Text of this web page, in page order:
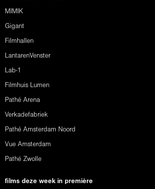
MIMIK
Gigant
Filmhallen
LantarenVenster
Lab-1
Filmhuis Lumen
Pathé Arena
Verkadefabriek
Pathé Amsterdam Noord
Vue Amsterdam
Pathé Zwolle
films deze week in première